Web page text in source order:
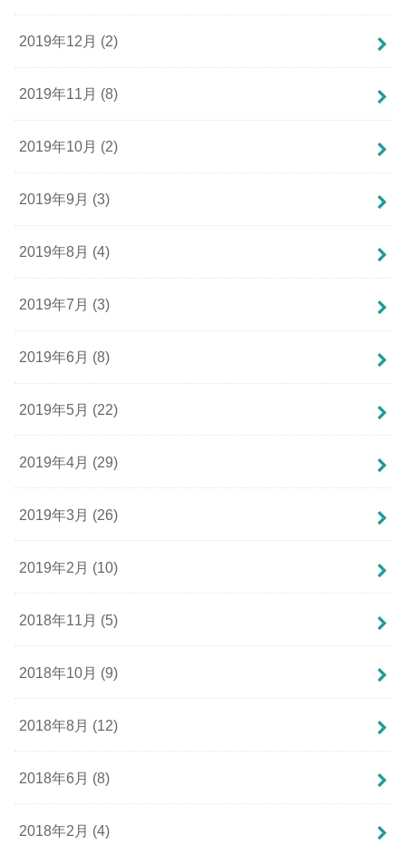
2019年12月 (2)
2019年11月 (8)
2019年10月 (2)
2019年9月 (3)
2019年8月 (4)
2019年7月 (3)
2019年6月 (8)
2019年5月 (22)
2019年4月 (29)
2019年3月 (26)
2019年2月 (10)
2018年11月 (5)
2018年10月 (9)
2018年8月 (12)
2018年6月 (8)
2018年2月 (4)